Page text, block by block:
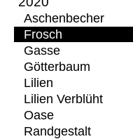
Aschenbecher
Frosch
Gasse
Götterbaum
Lilien
Lilien Verblüht
Oase
Randgestalt